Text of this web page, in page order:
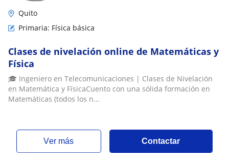
Quito
Primaria: Física básica
Clases de nivelación online de Matemáticas y
Física
🎓 Ingeniero en Telecomunicaciones | Clases de Nivelación
en Matemática y FísicaCuento con una sólida formación en
Matemáticas (todos los n...
ver más Contactar